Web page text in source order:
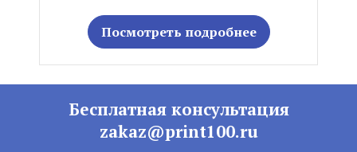
Посмотреть подробнее
Бесплатная консультация
zakaz@print100.ru